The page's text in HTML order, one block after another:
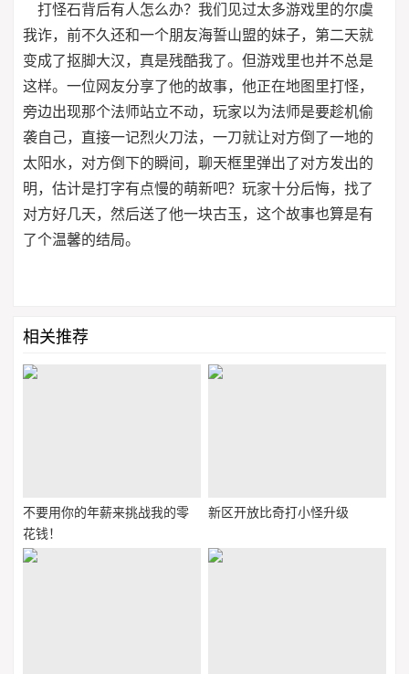
打怪石背后有人怎么办？我们见过太多游戏里的尔虞
我诈，前不久还和一个朋友海誓山盟的妹子，第二天就
变成了抠脚大汉，真是残酷我了。但游戏里也并不总是
这样。一位网友分享了他的故事，他正在地图里打怪，
旁边出现那个法师站立不动，玩家以为法师是要趁机偷
袭自己，直接一记烈火刀法，一刀就让对方倒了一地的
太阳水，对方倒下的瞬间，聊天框里弹出了对方发出的
明，估计是打字有点慢的萌新吧？玩家十分后悔，找了
对方好几天，然后送了他一块古玉，这个故事也算是有
了个温馨的结局。
相关推荐
不要用你的年薪来挑战我的零
花钱！
新区开放比奇打小怪升级